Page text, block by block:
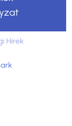
Hírek